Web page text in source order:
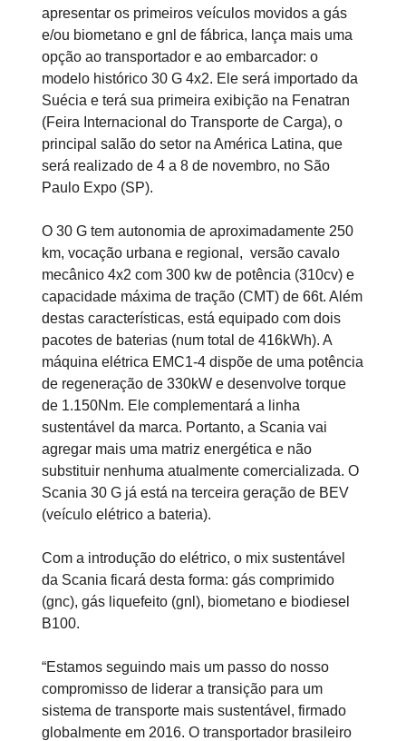
apresentar os primeiros veículos movidos a gás
e/ou biometano e gnl de fábrica, lança mais uma
opção ao transportador e ao embarcador: o
modelo histórico 30 G 4x2. Ele será importado da
Suécia e terá sua primeira exibição na Fenatran
(Feira Internacional do Transporte de Carga), o
principal salão do setor na América Latina, que
será realizado de 4 a 8 de novembro, no São
Paulo Expo (SP).
O 30 G tem autonomia de aproximadamente 250
km, vocação urbana e regional, versão cavalo
mecânico 4x2 com 300 kw de potência (310cv) e
capacidade máxima de tração (CMT) de 66t. Além
destas características, está equipado com dois
pacotes de baterias (num total de 416kWh). A
máquina elétrica EMC1-4 dispõe de uma potência
de regeneração de 330kW e desenvolve torque
de 1.150Nm. Ele complementará a linha
sustentável da marca. Portanto, a Scania vai
agregar mais uma matriz energética e não
substituir nenhuma atualmente comercializada. O
Scania 30 G já está na terceira geração de BEV
(veículo elétrico a bateria).
Com a introdução do elétrico, o mix sustentável
da Scania ficará desta forma: gás comprimido
(gnc), gás liquefeito (gnl), biometano e biodiesel
B100.
“Estamos seguindo mais um passo do nosso
compromisso de liderar a transição para um
sistema de transporte mais sustentável, firmado
globalmente em 2016. O transportador brasileiro